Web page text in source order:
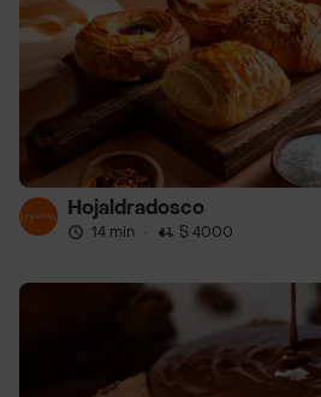
Hojaldradosco
14 min · $ 4000